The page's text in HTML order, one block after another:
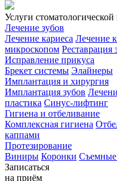
Услуги
Лечение зубов
Лечение кариеса Лечение
микроскопом Реставрация
Исправление прикуса
Брекет системы Элайнеры
Имплантация и хирургия
Имплантация зубов
пластика Синус-лифтинг
Гигиена и отбеливание
Комплексная гигиена
каппами
Протезирование
Виниры Коронки Съемные
Записаться
на приём